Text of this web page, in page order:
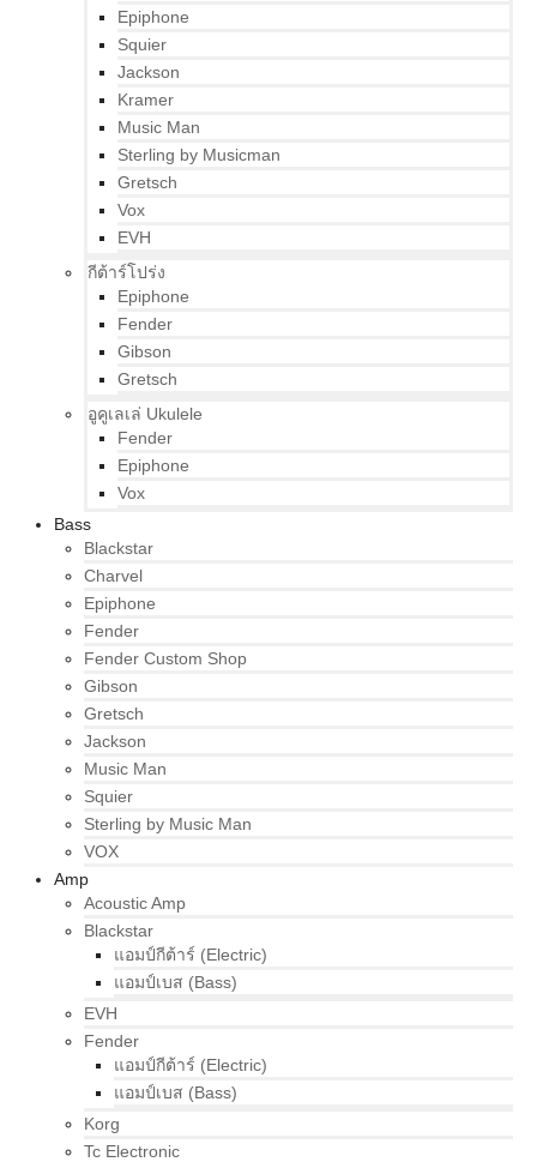
Epiphone
Squier
Jackson
Kramer
Music Man
Sterling by Musicman
Gretsch
Vox
EVH
กีต้าร์โปร่ง
Epiphone
Fender
Gibson
Gretsch
อูคูเลเล่ Ukulele
Fender
Epiphone
Vox
Bass
Blackstar
Charvel
Epiphone
Fender
Fender Custom Shop
Gibson
Gretsch
Jackson
Music Man
Squier
Sterling by Music Man
VOX
Amp
Acoustic Amp
Blackstar
แอมป์กีต้าร์ (Electric)
แอมป์เบส (Bass)
EVH
Fender
แอมป์กีต้าร์ (Electric)
แอมป์เบส (Bass)
Korg
Tc Electronic